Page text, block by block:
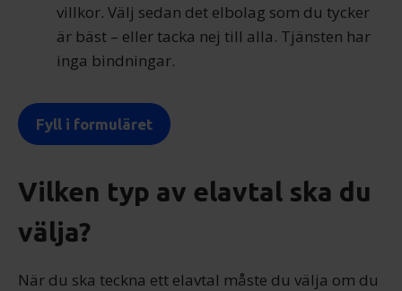
villkor. Välj sedan det elbolag som du tycker
är bäst – eller tacka nej till alla. Tjänsten har
inga bindningar.
Fyll i formuläret
Vilken typ av elavtal ska du
välja?
När du ska teckna ett elavtal måste du välja om du